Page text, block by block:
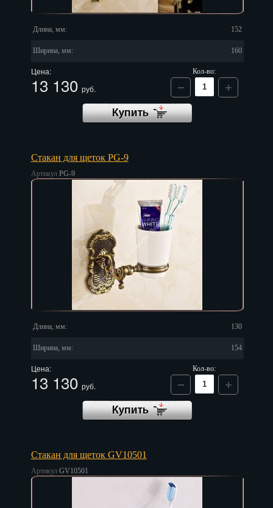
Длина, мм: 152
Ширина, мм: 160
Цена:
13 130 руб.
Кол-во:
Стакан для щеток PG-9
Артикул PG-9
Длина, мм: 130
Ширина, мм: 154
Цена:
13 130 руб.
Кол-во:
Стакан для щеток GV10501
Артикул GV10501